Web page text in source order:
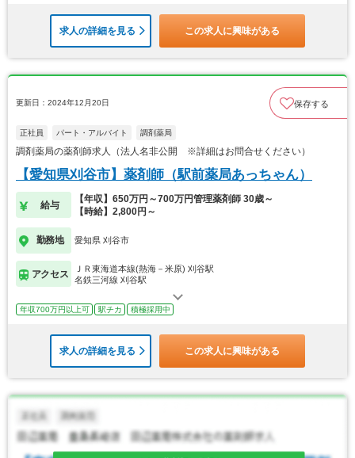
求人の詳細を見る この求人に興味がある
更新日：2024年12月20日 保存する
正社員 パート・アルバイト 調剤薬局
調剤薬局の薬剤師求人（法人名非公開 ※詳細はお問合せください）
【愛知県刈谷市】薬剤師（駅前薬局あっちゃん）
給与
【年収】650万円～700万円管理薬剤師 30歳～
【時給】2,800円～
勤務地 愛知県 刈谷市
アクセス
ＪＲ東海道本線(熱海－米原) 刈谷駅
名鉄三河線 刈谷駅
年収700万円以上可 駅チカ 積極採用中
求人の詳細を見る この求人に興味がある